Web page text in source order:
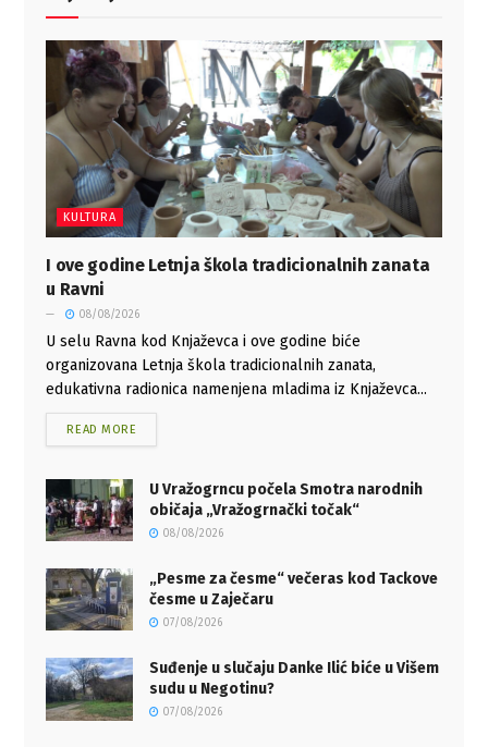
KULTURA
I ove godine Letnja škola tradicionalnih zanata
u Ravni
08/08/2026
U selu Ravna kod Knjaževca i ove godine biće
organizovana Letnja škola tradicionalnih zanata,
edukativna radionica namenjena mladima iz Knjaževca...
READ MORE
U Vražogrncu počela Smotra narodnih
običaja „Vražogrnački točak“
08/08/2026
„Pesme za česme“ večeras kod Tackove
česme u Zaječaru
07/08/2026
Suđenje u slučaju Danke Ilić biće u Višem
sudu u Negotinu?
07/08/2026